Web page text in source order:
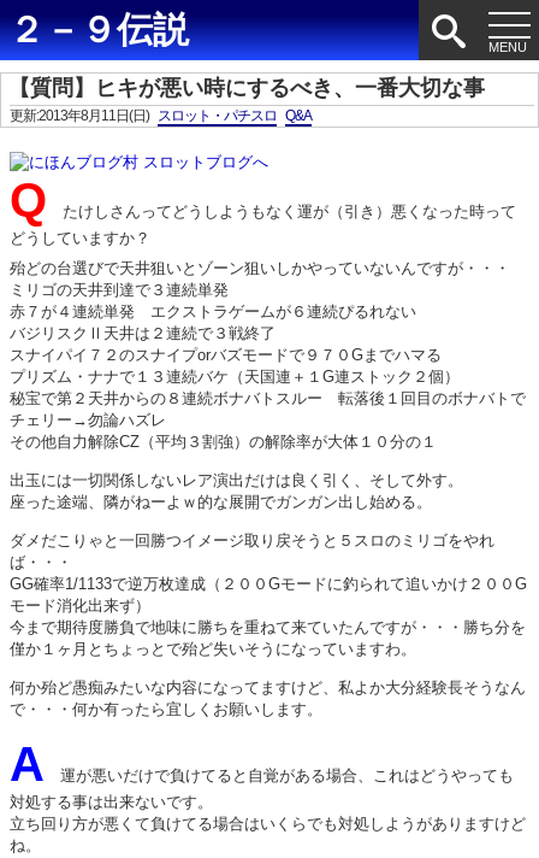
２－９伝説
【質問】ヒキが悪い時にするべき、一番大切な事
更新:2013年8月11日(日) スロット・パチスロ Q&A
Q たけしさんってどうしようもなく運が（引き）悪くなった時って
どうしていますか？
殆どの台選びで天井狙いとゾーン狙いしかやっていないんですが・・・
ミリゴの天井到達で３連続単発
赤７が４連続単発 エクストラゲームが６連続ぴるれない
バジリスクⅡ天井は２連続で３戦終了
スナイパイ７２のスナイプorバズモードで９７０Gまでハマる
プリズム・ナナで１３連続バケ（天国連＋１G連ストック２個）
秘宝で第２天井からの８連続ボナバトスルー 転落後１回目のボナバトで
チェリー→勿論ハズレ
その他自力解除CZ（平均３割強）の解除率が大体１０分の１
出玉には一切関係しないレア演出だけは良く引く、そして外す。
座った途端、隣がねーよｗ的な展開でガンガン出し始める。
ダメだこりゃと一回勝つイメージ取り戻そうと５スロのミリゴをやれ
ば・・・
GG確率1/1133で逆万枚達成（２００Gモードに釣られて追いかけ２００G
モード消化出来ず）
今まで期待度勝負で地味に勝ちを重ねて来ていたんですが・・・勝ち分を
僅か１ヶ月とちょっとで殆ど失いそうになっていますわ。
何か殆ど愚痴みたいな内容になってますけど、私よか大分経験長そうなん
で・・・何か有ったら宜しくお願いします。
A 運が悪いだけで負けてると自覚がある場合、これはどうやっても
対処する事は出来ないです。
立ち回り方が悪くて負けてる場合はいくらでも対処しようがありますけど
ね。